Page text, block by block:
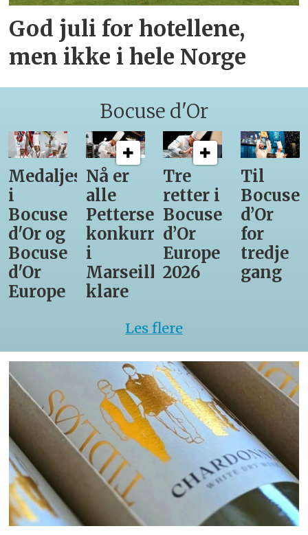
God juli for hotellene,
men ikke i hele Norge
Bocuse d'Or
Medaljestatistikk
i
Bocuse
d'Or og
Bocuse
d'Or
Europe
Nå er
alle
Pettersens
konkurrenter
i
Marseille
klare
Tre
retter i
Bocuse
d’Or
Europe
2026
Til
Bocuse
d’Or
for
tredje
gang
Les flere